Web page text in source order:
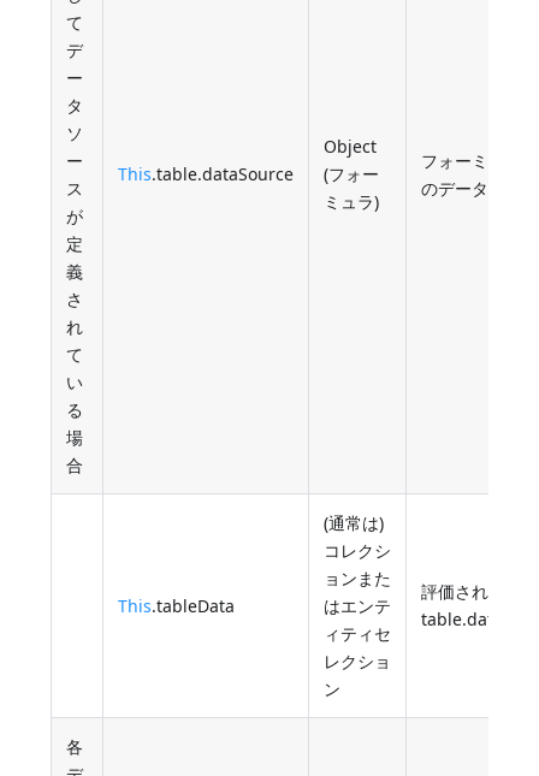
て
デ
ー
タ
ソ
ー
ス
が
定
義
さ
れ
て
い
る
場
合
This.table.dataSource
Object
(フォー
ミュラ)
フォーミュラ
のデータソース
This.tableData
(通常は)
コレクシ
ョンまた
はエンテ
ィティセ
レクショ
ン
評価された
各